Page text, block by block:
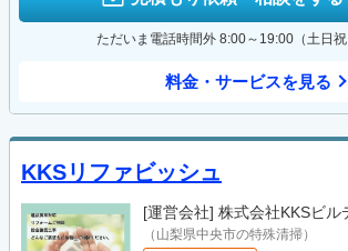
ただいま電話時間外 8:00～19:00（土日祝
料金・サービスを見る
KKSリファビッシュ
[運営会社] 株式会社KKSビル
（山梨県中央市の特殊清掃）